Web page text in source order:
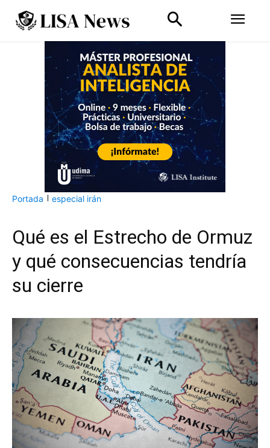
Portada especial irán
Qué es el Estrecho de Ormuz
y qué consecuencias tendría
su cierre